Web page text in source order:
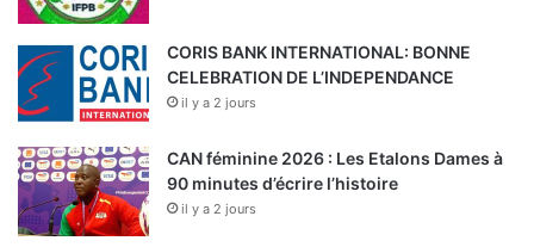
CORIS BANK INTERNATIONAL: BONNE
CELEBRATION DE L’INDEPENDANCE
il y a 2 jours
CAN féminine 2026 : Les Etalons Dames à
90 minutes d’écrire l’histoire
il y a 2 jours